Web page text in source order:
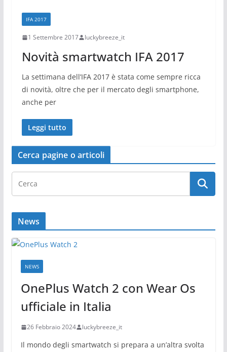
IFA 2017
1 Settembre 2017 luckybreeze_it
Novità smartwatch IFA 2017
La settimana dell’IFA 2017 è stata come sempre ricca
di novità, oltre che per il mercato degli smartphone,
anche per
Leggi tutto
Cerca pagine o articoli
News
NEWS
OnePlus Watch 2 con Wear Os
ufficiale in Italia
26 Febbraio 2024 luckybreeze_it
Il mondo degli smartwatch si prepara a un’altra svolta